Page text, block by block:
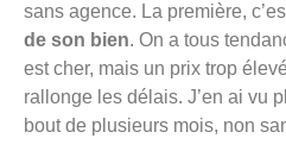
sans agence. La première,
de son bien. On a tous
est cher, mais un prix trop
rallonge les délais. J’en ai vu
bout de plusieurs mois, non